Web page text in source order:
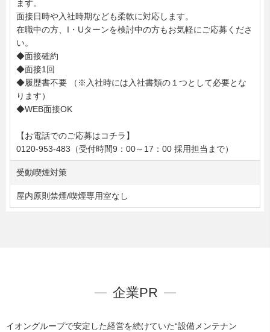
ます。
面接日時や入社時期なども柔軟に対応します。
在職中の方、I・Uターンを検討中の方もお気軽にご応募くださ
い。
◆面接確約
◆面接1回
◆履歴書不要 （※入社時には入社書類の１つとして必要とな
ります）
◆WEB面接OK
【お電話でのご応募はコチラ】
0120-953-483（受付時間9：00～17：00 採用担当まで）
受動喫煙対策
屋内原則禁煙/喫煙専用室なし
企業PR
イオングループで安定した経営を続けていた“設備メンテナン